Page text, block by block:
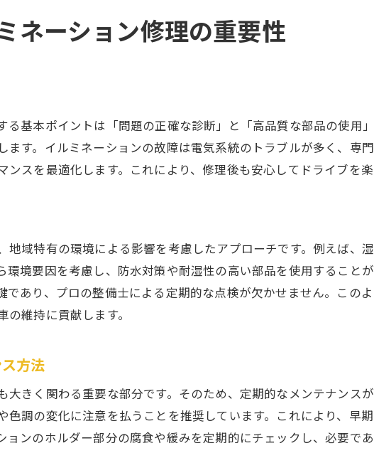
富なプロが明かす修理の秘訣
車屋を選んで安心のイルミネーション修理を
評判の良い車屋の特徴
ルミネーション修理を実現するために
の車屋が提供するアフターサービス
ネーション修理の重要性
基本ポイントは「問題の正確な診断」と「高品質な部品の使用
す。イルミネーションの故障は電気系統のトラブルが多く、専
スを最適化します。これにより、修理後も安心してドライブを楽
域特有の環境による影響を考慮したアプローチです。例えば、
境要因を考慮し、防水対策や耐湿性の高い部品を使用すること
あり、プロの整備士による定期的な点検が欠かせません。この
維持に貢献します。
方法
きく関わる重要な部分です。そのため、定期的なメンテナンス
調の変化に注意を払うことを推奨しています。これにより、早
ンのホルダー部分の腐食や緩みを定期的にチェックし、必要で